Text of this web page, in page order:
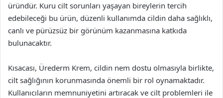
üründür. Kuru cilt sorunları yaşayan bireylerin tercih
edebileceği bu ürün, düzenli kullanımda cildin daha sağlıklı,
canlı ve pürüzsüz bir görünüm kazanmasına katkıda
bulunacaktır.
Kısacası, Ürederm Krem, cildin nem dostu olmasıyla birlikte,
cilt sağlığının korunmasında önemli bir rol oynamaktadır.
Kullanıcıların memnuniyetini artıracak ve cilt problemleri ile